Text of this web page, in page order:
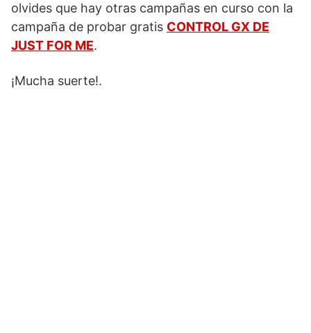
olvides que hay otras campañas en curso con la
campaña de probar gratis CONTROL GX DE
JUST FOR ME.
¡Mucha suerte!.